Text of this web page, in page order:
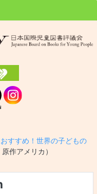
Instagram
おすすめ！世界の子どもの
作アメリカ）